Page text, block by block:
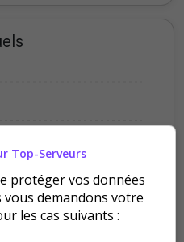
Top-Serveurs
protéger vos données
demandons votre
les cas suivants :